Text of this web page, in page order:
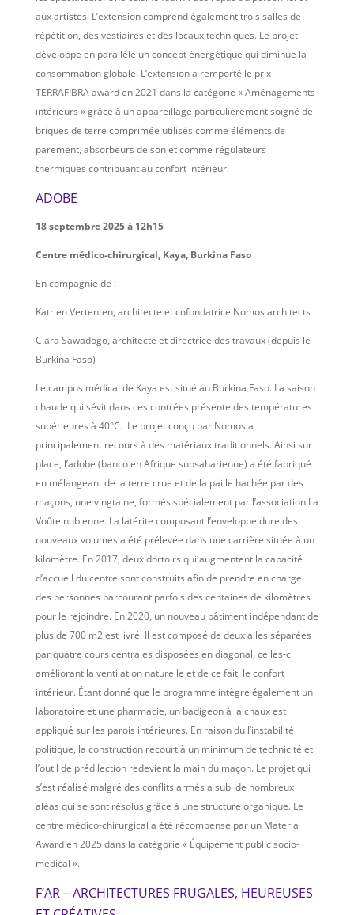
aux artistes. L’extension comprend également trois salles de
répétition, des vestiaires et des locaux techniques. Le projet
développe en parallèle un concept énergétique qui diminue la
consommation globale. L’extension a remporté le prix
TERRAFIBRA award en 2021 dans la catégorie « Aménagements
intérieurs » grâce à un appareillage particulièrement soigné de
briques de terre comprimée utilisés comme éléments de
parement, absorbeurs de son et comme régulateurs
thermiques contribuant au confort intérieur.
ADOBE
18 septembre 2025 à 12h15
Centre médico-chirurgical, Kaya, Burkina Faso
En compagnie de :
Katrien Vertenten, architecte et cofondatrice Nomos architects
Clara Sawadogo, architecte et directrice des travaux (depuis le
Burkina Faso)
Le campus médical de Kaya est situé au Burkina Faso. La saison
chaude qui sévit dans ces contrées présente des températures
supérieures à 40°C. Le projet conçu par Nomos a
principalement recours à des matériaux traditionnels. Ainsi sur
place, l’adobe (banco en Afrique subsaharienne) a été fabriqué
en mélangeant de la terre crue et de la paille hachée par des
maçons, une vingtaine, formés spécialement par l’association La
Voûte nubienne. La latérite composant l’enveloppe dure des
nouveaux volumes a été prélevée dans une carrière située à un
kilomètre. En 2017, deux dortoirs qui augmentent la capacité
d’accueil du centre sont construits afin de prendre en charge
des personnes parcourant parfois des centaines de kilomètres
pour le rejoindre. En 2020, un nouveau bâtiment indépendant de
plus de 700 m2 est livré. Il est composé de deux ailes séparées
par quatre cours centrales disposées en diagonal, celles-ci
améliorant la ventilation naturelle et de ce fait, le confort
intérieur. Étant donné que le programme intègre également un
laboratoire et une pharmacie, un badigeon à la chaux est
appliqué sur les parois intérieures. En raison du l’instabilité
politique, la construction recourt à un minimum de technicité et
l’outil de prédilection redevient la main du maçon. Le projet qui
s’est réalisé malgré des conflits armés a subi de nombreux
aléas qui se sont résolus grâce à une structure organique. Le
centre médico-chirurgical a été récompensé par un Materia
Award en 2025 dans la catégorie « Équipement public socio-
médical ».
F’AR – ARCHITECTURES FRUGALES, HEUREUSES